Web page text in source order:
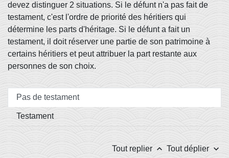
devez distinguer 2 situations. Si le défunt n'a pas fait de
testament, c'est l'ordre de priorité des héritiers qui
détermine les parts d'héritage. Si le défunt a fait un
testament, il doit réserver une partie de son patrimoine à
certains héritiers et peut attribuer la part restante aux
personnes de son choix.
Pas de testament
Testament
Tout replier keyboard_arrow_up Tout déplier keyboard_arrow_down